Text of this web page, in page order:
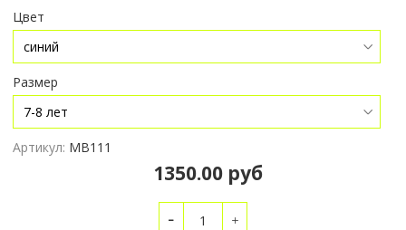
Цвет
Размер
Артикул: МВ111
1350.00 руб